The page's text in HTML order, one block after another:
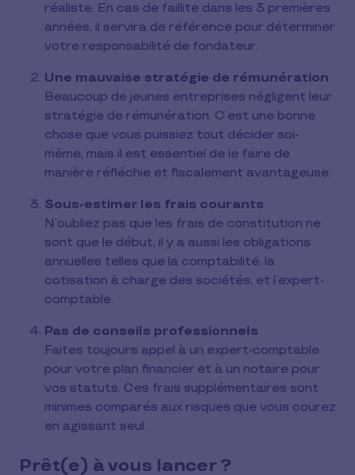
réaliste. En cas de faillite dans les 3 premières
années, il servira de référence pour déterminer
votre responsabilité de fondateur.
Une mauvaise stratégie de rémunération
Beaucoup de jeunes entreprises négligent leur
stratégie de rémunération. C’est une bonne
chose que vous puissiez tout décider soi-
même, mais il est essentiel de le faire de
manière réfléchie et fiscalement avantageuse.
Sous-estimer les frais courants
N’oubliez pas que les frais de constitution ne
sont que le début, il y a aussi les obligations
annuelles telles que la comptabilité, la
cotisation à charge des sociétés, et l’expert-
comptable.
Pas de conseils professionnels
Faites toujours appel à un expert-comptable
pour votre plan financier et à un notaire pour
vos statuts. Ces frais supplémentaires sont
minimes comparés aux risques que vous courez
en agissant seul.
Prêt(e) à vous lancer ?